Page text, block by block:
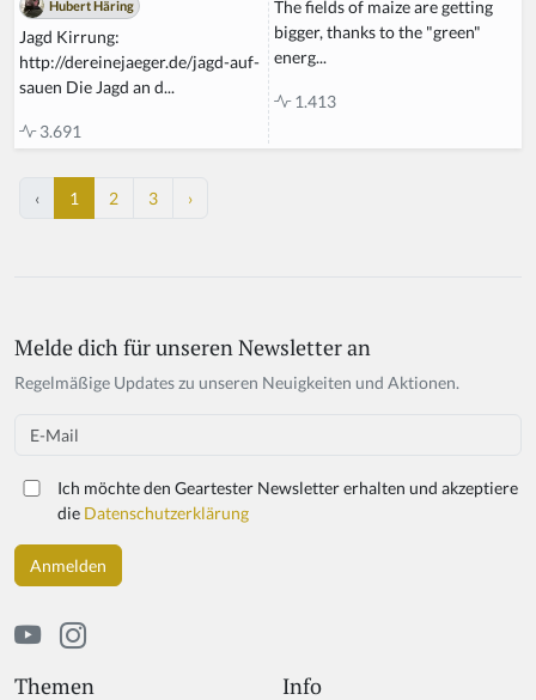
Hubert Häring
Jagd Kirrung:
http://dereinejaeger.de/jagd-auf-
sauen Die Jagd an d...
3.691
The fields of maize are getting
bigger, thanks to the "green"
energ...
1.413
‹ 1 2 3 ›
Themen Info
Melde dich für unseren Newsletter an
Regelmäßige Updates zu unseren Neuigkeiten und Aktionen.
Email
Ich möchte den Geartester Newsletter erhalten und akzeptiere
die Datenschutzerklärung